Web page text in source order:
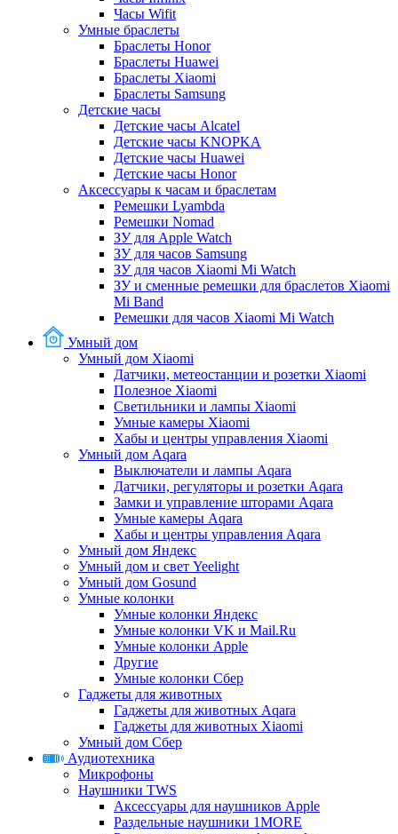
Часы Wifit
Умные браслеты
Браслеты Honor
Браслеты Huawei
Браслеты Xiaomi
Браслеты Samsung
Детские часы
Детские часы Alcatel
Детские часы KNOPKA
Детские часы Huawei
Детские часы Honor
Аксессуары к часам и браслетам
Ремешки Lyambda
Ремешки Nomad
ЗУ для Apple Watch
ЗУ для часов Samsung
ЗУ для часов Xiaomi Mi Watch
ЗУ и сменные ремешки для браслетов Xiaomi
Mi Band
Ремешки для часов Xiaomi Mi Watch
Умный дом
Умный дом Xiaomi
Датчики, метеостанции и розетки Xiaomi
Полезное Xiaomi
Светильники и лампы Xiaomi
Умные камеры Xiaomi
Хабы и центры управления Xiaomi
Умный дом Aqara
Выключатели и лампы Aqara
Датчики, регуляторы и розетки Aqara
Замки и управление шторами Aqara
Умные камеры Aqara
Хабы и центры управления Aqara
Умный дом Яндекс
Умный дом и свет Yeelight
Умный дом Gosund
Умные колонки
Умные колонки Яндекс
Умные колонки VK и Mail.Ru
Умные колонки Apple
Другие
Умные колонки Сбер
Гаджеты для животных
Гаджеты для животных Aqara
Гаджеты для животных Xiaomi
Умный дом Сбер
Аудиотехника
Микрофоны
Наушники TWS
Аксессуары для наушников Apple
Раздельные наушники 1MORE